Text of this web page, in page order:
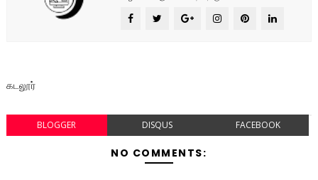
கடலூர்
BLOGGER DISQUS FACEBOOK
NO COMMENTS: